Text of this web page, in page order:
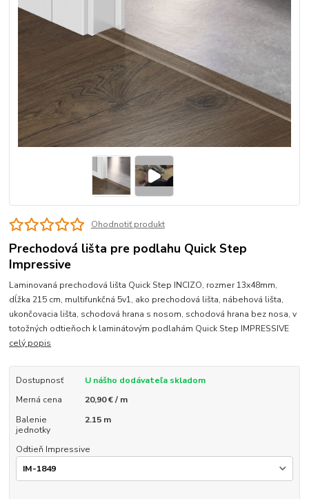
Ohodnotiť produkt
Prechodová lišta pre podlahu Quick Step
Impressive
Laminovaná prechodová lišta Quick Step INCIZO, rozmer 13x48mm,
dĺžka 215 cm, multifunkčná 5v1, ako prechodová lišta, nábehová lišta,
ukončovacia lišta, schodová hrana s nosom, schodová hrana bez nosa, v
totožných odtieňoch k laminátovým podlahám Quick Step IMPRESSIVE
celý popis
Dostupnosť
U nášho dodávateľa skladom
Merná cena
20,90 € / m
Balenie
jednotky
2.15 m
Odtieň Impressive